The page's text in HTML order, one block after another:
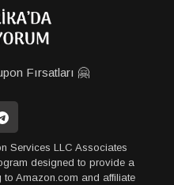
Fırsatları 🤗
Services LLC Associates
designed to provide a
Amazon.com and affiliate